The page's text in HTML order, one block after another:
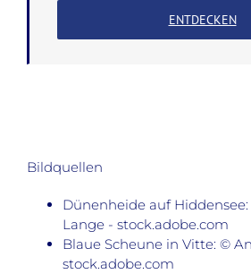
ENTDECKEN
Bildquellen
Dünenheide auf
Lange - stock.adobe.com
Blaue Scheune in Vitte: ©
stock.adobe.com